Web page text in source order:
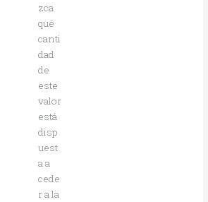
zca
qué
canti
dad
de
este
valor
está
disp
uest
a a
cede
r a la